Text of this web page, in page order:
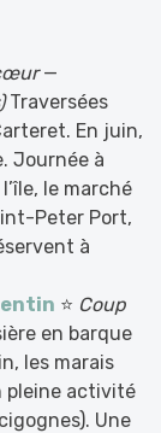
—
Traversées
En juin,
Journée à
le marché
Peter Port,
à
⭐ Coup
en barque
les marais
pleine activité
Une